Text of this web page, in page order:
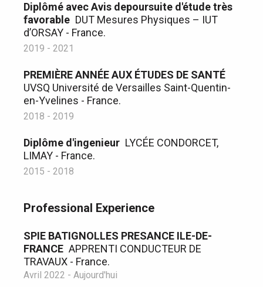
Diplômé avec Avis depoursuite d'étude très
favorable DUT Mesures Physiques – IUT
d’ORSAY - France.
2019 - 2021
PREMIÈRE ANNÉE AUX ÉTUDES DE SANTÉ
UVSQ Université de Versailles Saint-Quentin-
en-Yvelines - France.
2018 - 2019
Diplôme d'ingenieur LYCÉE CONDORCET,
LIMAY - France.
2015 - 2018
Professional Experience
SPIE BATIGNOLLES PRESANCE ILE-DE-
FRANCE APPRENTI CONDUCTEUR DE
TRAVAUX - France.
Avril 2022 - Aujourd'hui